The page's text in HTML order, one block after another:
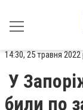
14:30, 25 травня 2022
У
били по